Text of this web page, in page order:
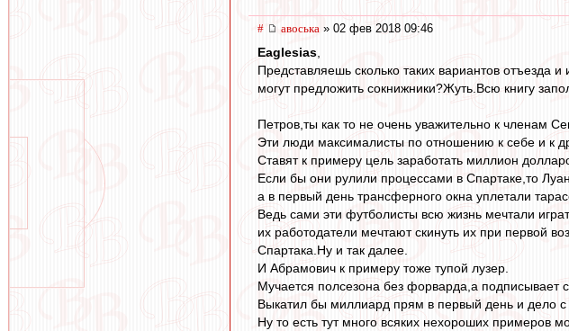
# авоська » 02 фев 2018 09:46
Eaglesias
Представляешь сколько таких вариантов отъезда
могут предложить сокнижники?Жуть.Всю книгу
Петров,ты как то не очень уважительно к членам
Эти люди максималисты по отношению к себе и к
Ставят к примеру цель заработать миллион
Если бы они рулили процессами в Спартаке,то
а в первый день трансферного окна уплетали
Ведь сами эти футболисты всю жизнь мечтали
их работодатели мечтают скинуть их при первой
Спартака.Ну и так далее.
И Абрамович к примеру тоже тупой лузер.
Мучается полсезона без форварда,а подписывает
Выкатил бы миллиард прям в первый день и дело с
Ну то есть тут много всяких нехороших примеров